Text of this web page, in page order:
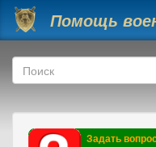
Перейти к основному
Помощь
Форма
Поиск
Задать